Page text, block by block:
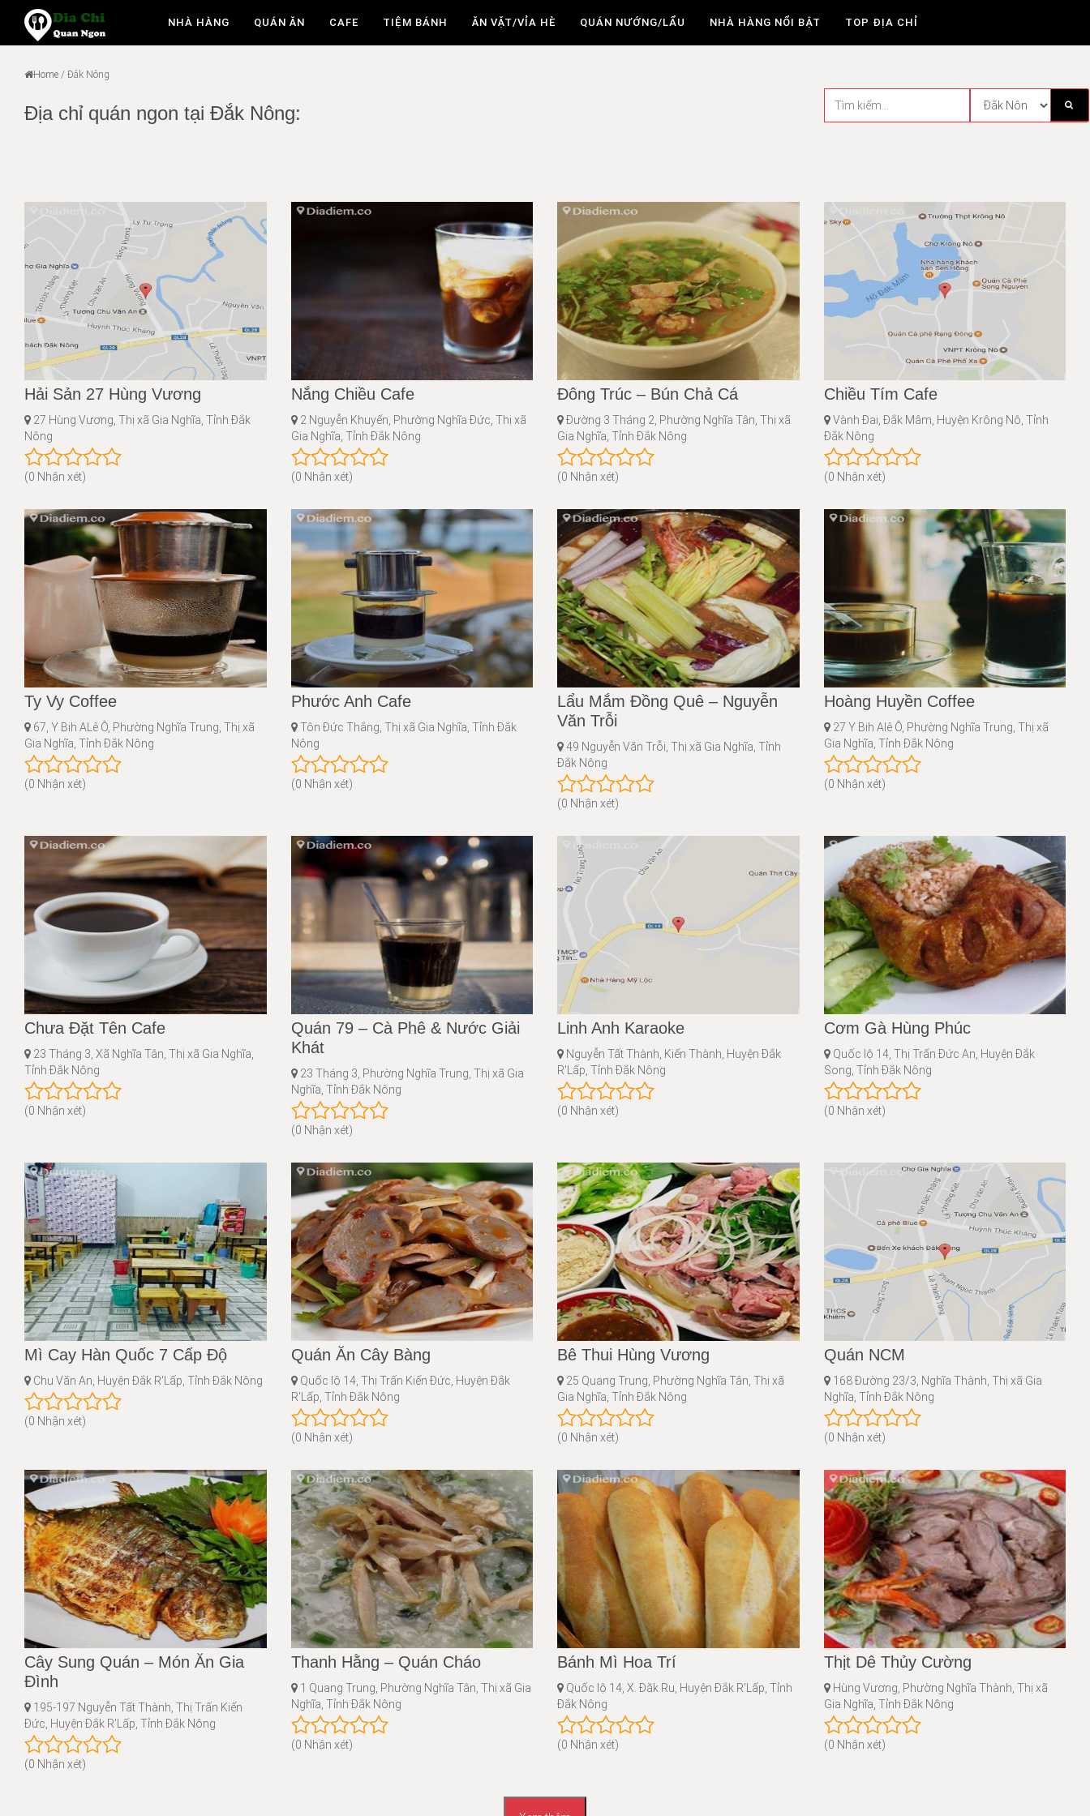
NHÀ HÀNG QUÁN ĂN CAFE TIỆM BÁNH ĂN VẶT/VỈA HÈ QUÁN NƯỚNG/LẨU NHÀ HÀNG NỔI BẬT TOP ĐỊA CHỈ
Home / Đắk Nông
Địa chỉ quán ngon tại Đắk Nông:
Hải Sản 27 Hùng Vương
27 Hùng Vương, Thị xã Gia Nghĩa, Tỉnh Đắk
Nông
(0 Nhận xét)
Nắng Chiều Cafe
2 Nguyễn Khuyến, Phường Nghĩa Đức, Thị xã
Gia Nghĩa, Tỉnh Đắk Nông
(0 Nhận xét)
Đông Trúc – Bún Chả Cá
Đường 3 Tháng 2, Phường Nghĩa Tân, Thị xã
Gia Nghĩa, Tỉnh Đắk Nông
(0 Nhận xét)
Chiều Tím Cafe
Vành Đai, Đắk Mâm, Huyện Krông Nô, Tỉnh
Đắk Nông
(0 Nhận xét)
Ty Vy Coffee
67, Y Bih ALê Ô, Phường Nghĩa Trung, Thị xã
Gia Nghĩa, Tỉnh Đắk Nông
(0 Nhận xét)
Phước Anh Cafe
Tôn Đức Thắng, Thị xã Gia Nghĩa, Tỉnh Đắk
Nông
(0 Nhận xét)
Lẩu Mắm Đồng Quê – Nguyễn
Văn Trỗi
49 Nguyễn Văn Trỗi, Thị xã Gia Nghĩa, Tỉnh
Đắk Nông
(0 Nhận xét)
Hoàng Huyền Coffee
27 Y Bih Alê Ô, Phường Nghĩa Trung, Thị xã
Gia Nghĩa, Tỉnh Đắk Nông
(0 Nhận xét)
Chưa Đặt Tên Cafe
23 Tháng 3, Xã Nghĩa Tân, Thị xã Gia Nghĩa,
Tỉnh Đắk Nông
(0 Nhận xét)
Quán 79 – Cà Phê & Nước Giải
Khát
23 Tháng 3, Phường Nghĩa Trung, Thị xã Gia
Nghĩa, Tỉnh Đắk Nông
(0 Nhận xét)
Linh Anh Karaoke
Nguyễn Tất Thành, Kiến Thành, Huyện Đắk
R'Lấp, Tỉnh Đắk Nông
(0 Nhận xét)
Cơm Gà Hùng Phúc
Quốc lộ 14, Thị Trấn Đức An, Huyện Đắk
Song, Tỉnh Đắk Nông
(0 Nhận xét)
Mì Cay Hàn Quốc 7 Cấp Độ
Chu Văn An, Huyện Đắk R'Lấp, Tỉnh Đắk Nông
(0 Nhận xét)
Quán Ăn Cây Bàng
Quốc lộ 14, Thị Trấn Kiến Đức, Huyện Đắk
R'Lấp, Tỉnh Đắk Nông
(0 Nhận xét)
Bê Thui Hùng Vương
25 Quang Trung, Phường Nghĩa Tân, Thị xã
Gia Nghĩa, Tỉnh Đắk Nông
(0 Nhận xét)
Quán NCM
168 Đường 23/3, Nghĩa Thành, Thị xã Gia
Nghĩa, Tỉnh Đắk Nông
(0 Nhận xét)
Cây Sung Quán – Món Ăn Gia
Đình
195-197 Nguyễn Tất Thành, Thị Trấn Kiến
Đức, Huyện Đắk R'Lấp, Tỉnh Đắk Nông
(0 Nhận xét)
Thanh Hằng – Quán Cháo
1 Quang Trung, Phường Nghĩa Tân, Thị xã Gia
Nghĩa, Tỉnh Đắk Nông
(0 Nhận xét)
Bánh Mì Hoa Trí
Quốc lộ 14, X. Đăk Ru, Huyện Đắk R'Lấp, Tỉnh
Đắk Nông
(0 Nhận xét)
Thịt Dê Thủy Cường
Hùng Vương, Phường Nghĩa Thành, Thị xã
Gia Nghĩa, Tỉnh Đắk Nông
(0 Nhận xét)